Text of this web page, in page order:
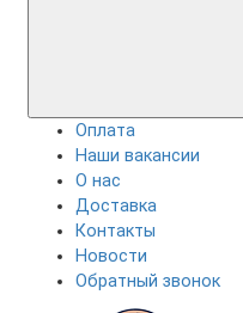
Оплата
Наши вакансии
О нас
Доставка
Контакты
Новости
Обратный звонок